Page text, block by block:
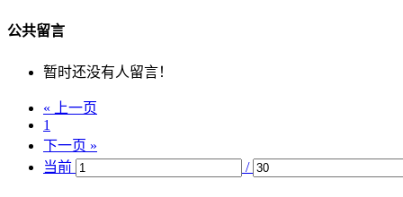
公共留言
暂时还没有人留言！
« 上一页
1
下一页 »
当前
/